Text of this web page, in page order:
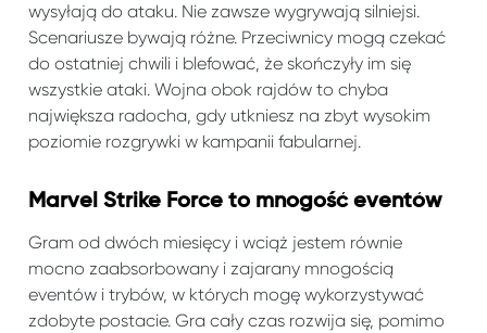
wysyłają do ataku. Nie zawsze wygrywają silniejsi.
Scenariusze bywają różne. Przeciwnicy mogą czekać
do ostatniej chwili i blefować, że skończyły im się
wszystkie ataki. Wojna obok rajdów to chyba
największa radocha, gdy utkniesz na zbyt wysokim
poziomie rozgrywki w kampanii fabularnej.
Marvel Strike Force to mnogość eventów
Gram od dwóch miesięcy i wciąż jestem równie
mocno zaabsorbowany i zajarany mnogością
eventów i trybów, w których mogę wykorzystywać
zdobyte postacie. Gra cały czas rozwija się, pomimo